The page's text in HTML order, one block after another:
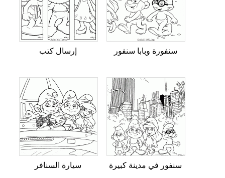
إرسال كتب سنفورة وبابا سنفور
سيارة السنافر سنفور في مدينة كبيرة